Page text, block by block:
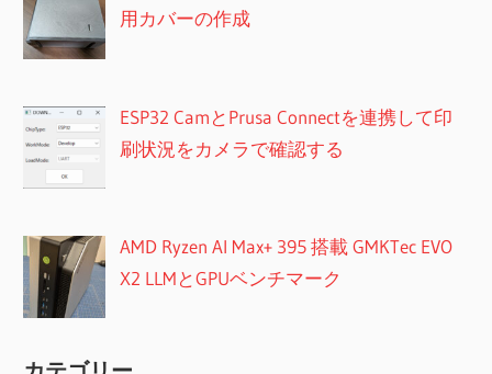
用カバーの作成
ESP32 CamとPrusa Connectを連携して印
刷状況をカメラで確認する
AMD Ryzen AI Max+ 395 搭載 GMKTec EVO
X2 LLMとGPUベンチマーク